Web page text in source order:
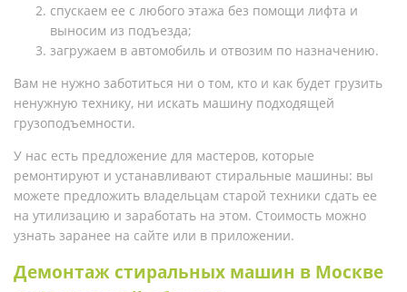
спускаем ее с любого этажа без помощи лифта и
выносим из подъезда;
загружаем в автомобиль и отвозим по назначению.
Вам не нужно заботиться ни о том, кто и как будет грузить
ненужную технику, ни искать машину подходящей
грузоподъемности.
У нас есть предложение для мастеров, которые
ремонтируют и устанавливают стиральные машины: вы
можете предложить владельцам старой техники сдать ее
на утилизацию и заработать на этом. Стоимость можно
узнать заранее на сайте или в приложении.
Демонтаж стиральных машин в Москве